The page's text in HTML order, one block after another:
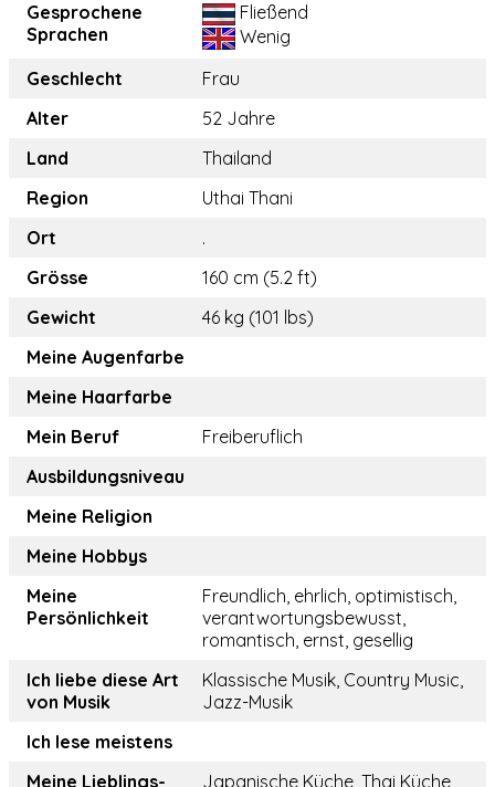
Gesprochene
Sprachen
Fließend
Wenig
Geschlecht
Frau
Alter
52 Jahre
Land
Thailand
Region
Uthai Thani
Ort
.
Grösse
160 cm (5.2 ft)
Gewicht
46 kg (101 lbs)
Meine Augenfarbe
Meine Haarfarbe
Mein Beruf
Freiberuflich
Ausbildungsniveau
Meine Religion
Meine Hobbys
Meine
Persönlichkeit
Freundlich, ehrlich, optimistisch,
verantwortungsbewusst,
romantisch, ernst, gesellig
Ich liebe diese Art
von Musik
Klassische Musik, Country Music,
Jazz-Musik
Ich lese meistens
Meine Lieblings-
Japanische Küche, Thai Küche